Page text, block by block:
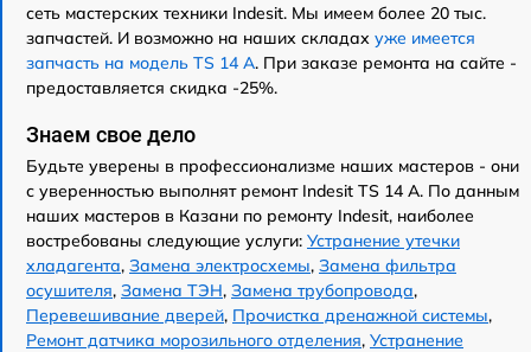
сеть мастерских техники Indesit. Мы имеем более 20 тыс.
запчастей. И возможно на наших складах уже имеется
запчасть на модель TS 14 A. При заказе ремонта на сайте -
предоставляется скидка -25%.
Знаем свое дело
Будьте уверены в профессионализме наших мастеров - они
с уверенностью выполнят ремонт Indesit TS 14 A. По данным
наших мастеров в Казани по ремонту Indesit, наиболее
востребованы следующие услуги: Устранение утечки
хладагента, Замена электросхемы, Замена фильтра
осушителя, Замена ТЭН, Замена трубопровода,
Перевешивание дверей, Прочистка дренажной системы,
Ремонт датчика морозильного отделения, Устранение